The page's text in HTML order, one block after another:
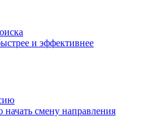
и эффективнее
начать смену направления